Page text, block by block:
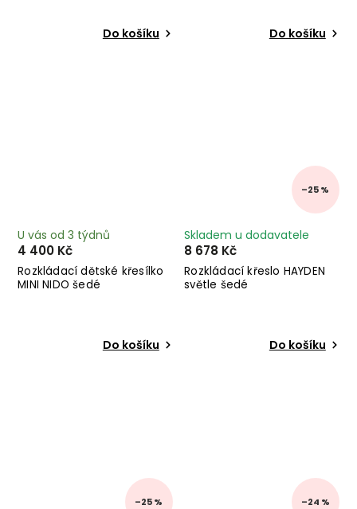
Do košíku Do košíku
Rozkládací dětské křesílko
MINI NIDO šedé
U vás od 3 týdnů
4 400 Kč
Do košíku
–25 %
Rozkládací křeslo HAYDEN
světle šedé
Skladem u dodavatele
8 678 Kč
Do košíku
–25 % –24 %